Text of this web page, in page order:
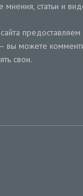
мнения, статьи и
вы можете
свои.